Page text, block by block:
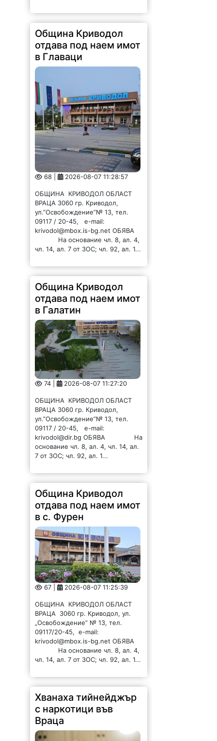
Община Криводол
отдава под наем имот
в Главаци
68 | 2026-08-07 11:28:57
ОБЩИНА КРИВОДОЛ ОБЛАСТ
ВРАЦА 3060 гр. Криводол,
ул.”Освобождение”№ 13, тел.
09117 / 20-45, e-mail:
krivodol@mbox.is-bg.net ОБЯВА
На основание чл. 8, ал. 4,
чл. 14, ал. 7 от ЗОС; чл. 92, ал. 1...
Община Криводол
отдава под наем имот
в Галатин
74 | 2026-08-07 11:27:20
ОБЩИНА КРИВОДОЛ ОБЛАСТ
ВРАЦА 3060 гр. Криводол,
ул.”Освобождение”№ 13, тел.
09117 / 20-45, e-mail:
krivodol@dir.bg ОБЯВА На
основание чл. 8, ал. 4, чл. 14, ал.
7 от ЗОС; чл. 92, ал. 1...
Община Криводол
отдава под наем имот
в с. Фурен
67 | 2026-08-07 11:25:39
ОБЩИНА КРИВОДОЛ ОБЛАСТ
ВРАЦА 3060 гр. Криводол, ул.
„Освобождение” № 13, тел.
09117/20-45, e-mail:
krivodol@mbox.is-bg.net ОБЯВА
На основание чл. 8, ал. 4,
чл. 14, ал. 7 от ЗОС; чл. 92, ал. 1...
Хванаха тийнейджър
с наркотици във
Враца